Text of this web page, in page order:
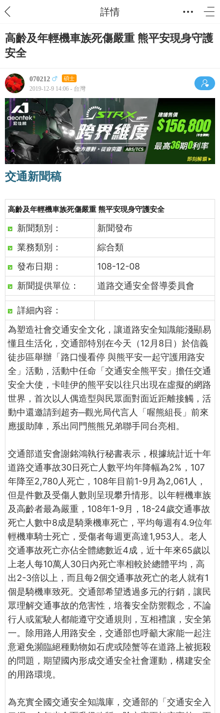
詳情
高齡及年輕機車族死傷嚴重 熊平安現身守護
安全
070212 碩士
2019-12-9 14:06 - 台灣
交通新聞稿
高齡及年輕機車族死傷嚴重 熊平安現身守護安全
新聞類別：
新聞發布
業務類別：
綜合類
發布日期：
108-12-08
新聞提供單位：
道路交通安全督導委員會
詳細內容：
為塑造社會交通安全文化，讓道路安全知識能淺顯易
懂且生活化，交通部特別在今天（12月8日）於信義
徒步區舉辦「路口慢看停 與熊平安一起守護用路安
全」活動，活動中任命「交通安全熊平安」擔任交通
安全大使，卡哇伊的熊平安以往只出現在虛擬的網路
世界，首次以人偶造型與民眾面對面近距離接觸，活
動中還邀請到超夯─觀光局代言人「喔熊組長」前來
應援助陣，系出同門熊熊兄弟聯手同台亮相。
交通部道安會謝銘鴻執行秘書表示，根據統計近十年
道路交通事故30日死亡人數平均年降幅為2%，107
年降至2,780人死亡，108年目前1-9月為2,061人，
但是件數及受傷人數則呈現攀升情形。以年輕機車族
及高齡者最為嚴重，108年1-9月，18-24歲交通事故
死亡人數中8成是騎乘機車死亡，平均每週有4.9位年
輕機車騎士死亡，受傷者每週更高達1,953人。老人
交通事故死亡亦佔全體總數近4成，近十年來65歲以
上老人每10萬人30日內死亡率相較於總體平均，高
出2-3倍以上，而且每2個交通事故死亡的老人就有1
個是騎機車致死。交通部希望透過多元的行銷，讓民
眾理解交通事故的危害性，培養安全防禦觀念，不論
行人或駕駛人都能遵守交通規則，互相禮讓，安全第
一。除用路人用路安全，交通部也呼籲大家能一起注
意避免瀕臨絕種動物如石虎或陸蟹等在道路上被扼殺
的問題，期望國內形成交通安全社會運動，構建安全
的用路環境。
為充實全國交通安全知識庫，交通部的「交通安全入